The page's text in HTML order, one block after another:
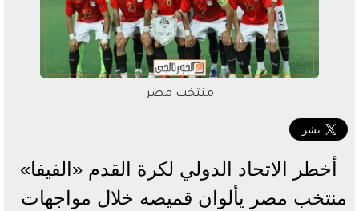
منتخب مصر
أخطر الاتحاد الدولي لكرة القدم «الفيفا»
منتخب مصر يألوان قميصه خلال مواجهات